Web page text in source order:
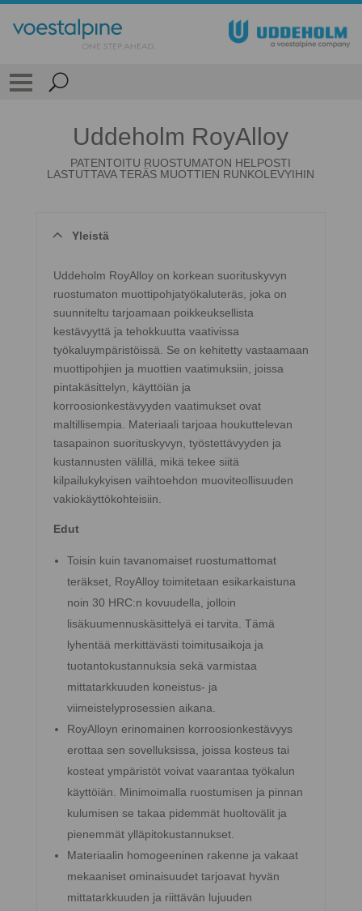
Uddeholm RoyAlloy
PATENTOITU RUOSTUMATON HELPOSTI
LASTUTTAVA TERÄS MUOTTIEN RUNKOLEVYIHIN
Yleistä
Uddeholm RoyAlloy on korkean suorituskyvyn
ruostumaton muottipohjatyökaluteräs, joka on
suunniteltu tarjoamaan poikkeuksellista
kestävyyttä ja tehokkuutta vaativissa
työkaluympäristöissä. Se on kehitetty vastaamaan
muottipohjien ja muottien vaatimuksiin, joissa
pintakäsittelyn, käyttöiän ja
korroosionkestävyyden vaatimukset ovat
maltillisempia. Materiaali tarjoaa houkuttelevan
tasapainon suorituskyvyn, työstettävyyden ja
kustannusten välillä, mikä tekee siitä
kilpailukykyisen vaihtoehdon muoviteollisuuden
vakiokäyttökohteisiin.
Edut
Toisin kuin tavanomaiset ruostumattomat
teräkset, RoyAlloy toimitetaan esikarkaistuna
noin 30 HRC:n kovuudella, jolloin
lisäkuumennuskäsittelyä ei tarvita. Tämä
lyhentää merkittävästi toimitusaikoja ja
tuotantokustannuksia sekä varmistaa
mittatarkkuuden koneistus- ja
viimeistelyprosessien aikana.
RoyAlloyn erinomainen korroosionkestävyys
erottaa sen sovelluksissa, joissa kosteus tai
kosteat ympäristöt voivat vaarantaa työkalun
käyttöiän. Minimoimalla ruostumisen ja pinnan
kulumisen se takaa pidemmät huoltovälit ja
pienemmät ylläpitokustannukset.
Materiaalin homogeeninen rakenne ja vakaat
mekaaniset ominaisuudet tarjoavat hyvän
mittatarkkuuden ja riittävän lujuuden